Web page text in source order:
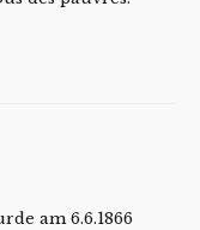
am 6.6.1866